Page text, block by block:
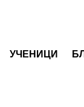
УЧЕНИЦИ